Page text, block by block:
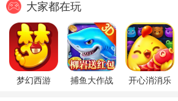
大家都在玩
梦幻西游 捕鱼大作战 开心消消乐